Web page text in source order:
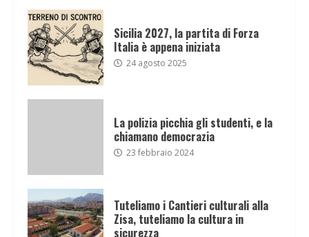
Sicilia 2027, la partita di Forza
Italia è appena iniziata
24 agosto 2025
La polizia picchia gli studenti, e la
chiamano democrazia
23 febbraio 2024
Tuteliamo i Cantieri culturali alla
Zisa, tuteliamo la cultura in
sicurezza